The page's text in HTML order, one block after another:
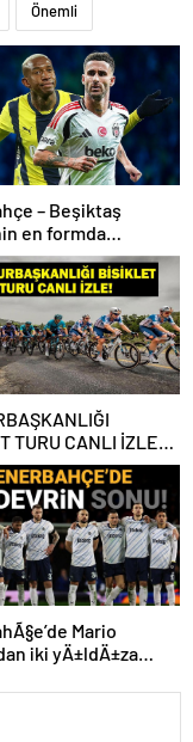
Önemli
– Beşiktaş
en formda
Anderson Talisca ve
TURU CANLI İZLE:
Bisiklet
Kanalda? İşte
Yarışı Bilgileri…
Mario
iki yÄ±ldÄ±za